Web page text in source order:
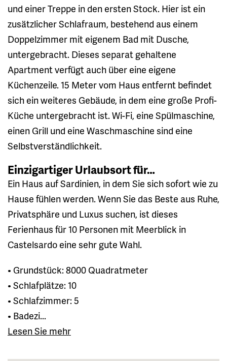
und einer Treppe in den ersten Stock. Hier ist ein
zusätzlicher Schlafraum, bestehend aus einem
Doppelzimmer mit eigenem Bad mit Dusche,
untergebracht. Dieses separat gehaltene
Apartment verfügt auch über eine eigene
Küchenzeile. 15 Meter vom Haus entfernt befindet
sich ein weiteres Gebäude, in dem eine große Profi-
Küche untergebracht ist. Wi-Fi, eine Spülmaschine,
einen Grill und eine Waschmaschine sind eine
Selbstverständlichkeit.
Einzigartiger Urlaubsort für…
Ein Haus auf Sardinien, in dem Sie sich sofort wie zu
Hause fühlen werden. Wenn Sie das Beste aus Ruhe,
Privatsphäre und Luxus suchen, ist dieses
Ferienhaus für 10 Personen mit Meerblick in
Castelsardo eine sehr gute Wahl.
• Grundstück: 8000 Quadratmeter
• Schlafplätze: 10
• Schlafzimmer: 5
• Badezi...
Lesen Sie mehr